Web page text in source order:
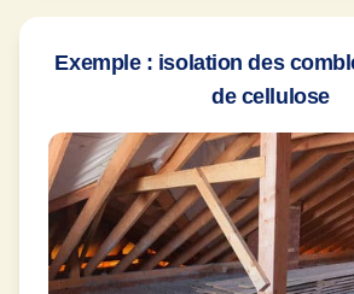
Exemple : isolation des
de cellulose